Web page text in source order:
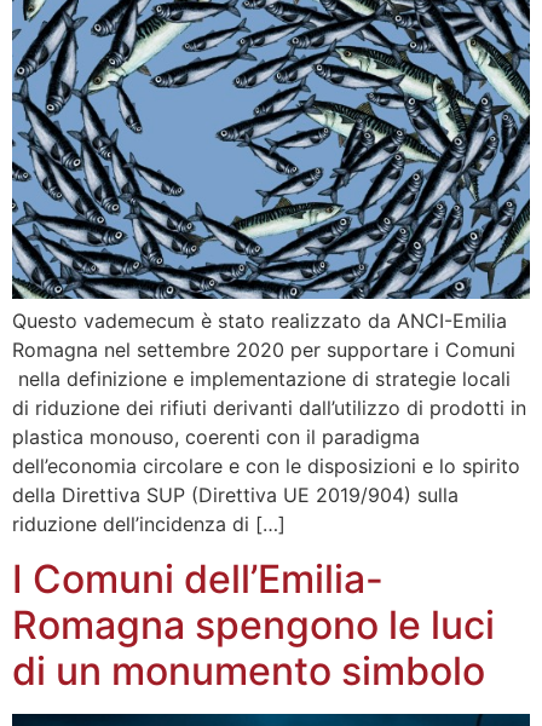
Questo vademecum è stato realizzato da ANCI-Emilia
Romagna nel settembre 2020 per supportare i Comuni
nella definizione e implementazione di strategie locali
di riduzione dei rifiuti derivanti dall’utilizzo di prodotti in
plastica monouso, coerenti con il paradigma
dell’economia circolare e con le disposizioni e lo spirito
della Direttiva SUP (Direttiva UE 2019/904) sulla
riduzione dell’incidenza di […]
I Comuni dell’Emilia-
Romagna spengono le luci
di un monumento simbolo